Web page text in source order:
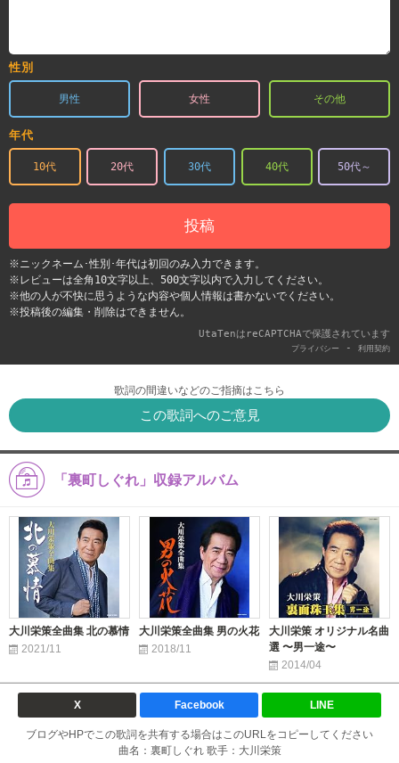
性別
男性 女性 その他
年代
10代 20代 30代 40代 50代～
投稿
※ニックネーム･性別･年代は初回のみ入力できます。
※レビューは全角10文字以上、500文字以内で入力してください。
※他の人が不快に思うような内容や個人情報は書かないでください。
※投稿後の編集・削除はできません。
UtaTenはreCAPTCHAで保護されています
プライバシー - 利用契約
歌詞の間違いなどのご指摘はこちら
この歌詞へのご意見
「裏町しぐれ」収録アルバム
大川栄策全曲集 北の慕情
2021/11
大川栄策全曲集 男の火花
2018/11
大川栄策 オリジナル名曲
選 〜男一途〜
2014/04
X Facebook LINE
ブログやHPでこの歌詞を共有する場合はこのURLをコピーしてください
曲名：裏町しぐれ 歌手：大川栄策